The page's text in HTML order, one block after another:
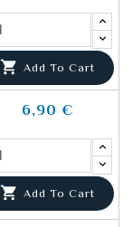
 Add To Cart
6,90 €
 Add To Cart